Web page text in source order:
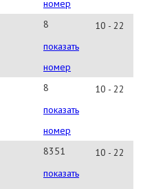
62
номер
8
(35163)
233-
15
показать
номер
10 - 22
8
(904)
811-
51-
00
показать
номер
10 - 22
83512452662
показать
10 - 22